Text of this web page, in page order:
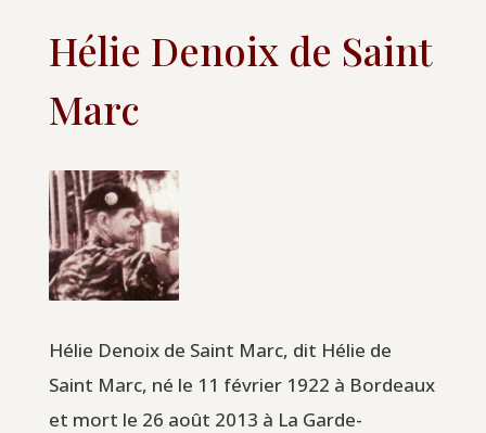
Hélie Denoix de Saint
Marc
Hélie Denoix de Saint Marc, dit Hélie de
Saint Marc, né le 11 février 1922 à Bordeaux
et mort le 26 août 2013 à La Garde-